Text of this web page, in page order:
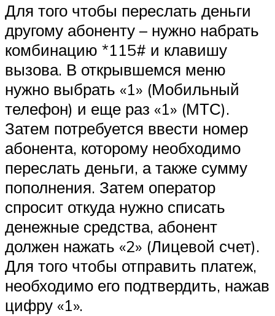
Для того чтобы переслать деньги
другому абоненту – нужно набрать
комбинацию *115# и клавишу
вызова. В открывшемся меню
нужно выбрать «1» (Мобильный
телефон) и еще раз «1» (МТС).
Затем потребуется ввести номер
абонента, которому необходимо
переслать деньги, а также сумму
пополнения. Затем оператор
спросит откуда нужно списать
денежные средства, абонент
должен нажать «2» (Лицевой счет).
Для того чтобы отправить платеж,
необходимо его подтвердить, нажав
цифру «1».